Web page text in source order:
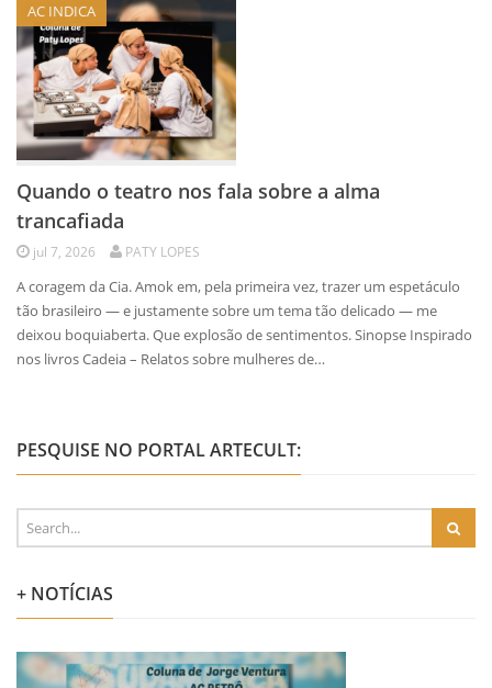
AC INDICA
Quando o teatro nos fala sobre a alma
trancafiada
jul 7, 2026 PATY LOPES
A coragem da Cia. Amok em, pela primeira vez, trazer um espetáculo
tão brasileiro — e justamente sobre um tema tão delicado — me
deixou boquiaberta. Que explosão de sentimentos. Sinopse Inspirado
nos livros Cadeia – Relatos sobre mulheres de…
PESQUISE NO PORTAL ARTECULT:
+ NOTÍCIAS